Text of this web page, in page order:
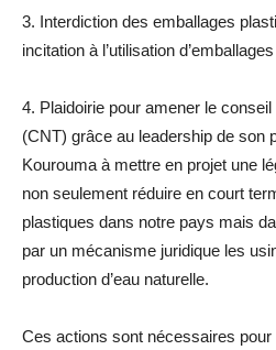
3. Interdiction des emballages
incitation à l’utilisation
4. Plaidoirie pour amener le
(CNT) grâce au leadership de son
Kourouma à mettre en projet une
non seulement réduire en court
plastiques dans notre pays mais
par un mécanisme juridique les
production d’eau naturelle.
Ces actions sont nécessaires pour